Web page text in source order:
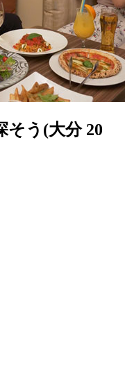
そう(大分 20